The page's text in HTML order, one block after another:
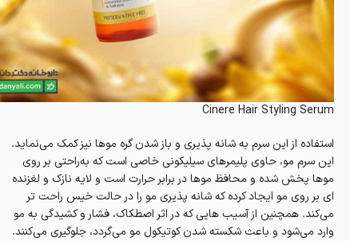
Cinere Hair Styling Serum
استفاده از این سرم به شانه پذیری و باز شدن گره موها نیز کمک می‌نماید.
این سرم مو، حاوی پلیمرهای سیلیکونی خاصی است که به‌راحتی بر روی
موها پخش شده و محافظ موها در برابر حرارت است و لایه نازک و لغزنده
ای بر روی مو ایجاد کرده که شانه پذیری مو را در حالت خیس راحت تر
می‌کند. همچنین از آسیب هایی که در اثر اصطکاک، فشار و کشیدگی به مو
وارد می‌شود و باعث شکسته شدن کوتیکول مو می‌گردد، جلوگیری می‌کنند.